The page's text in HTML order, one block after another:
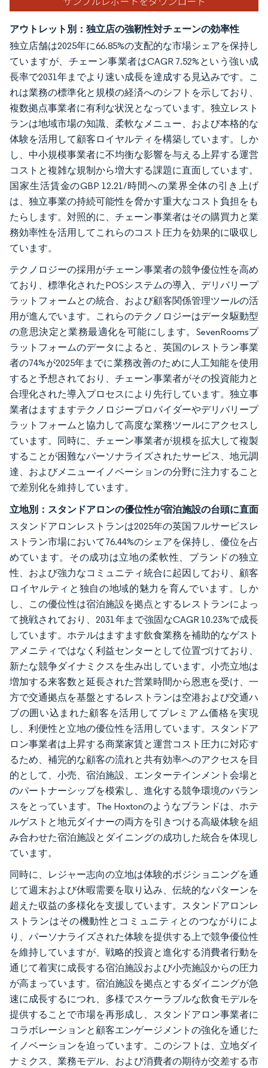
アウトレット別：独立店の強靭性対チェーンの効率性
独立店舗は2025年に66.85%の支配的な市場シェアを保持し
ていますが、チェーン事業者はCAGR 7.52%という強い成
長率で2031年までより速い成長を達成する見込みです。こ
れは業務の標準化と規模の経済へのシフトを示しており、
複数拠点事業者に有利な状況となっています。独立レスト
ランは地域市場の知識、柔軟なメニュー、および本格的な
体験を活用して顧客ロイヤルティを構築しています。しか
し、中小規模事業者に不均衡な影響を与える上昇する運営
コストと複雑な規制から増大する課題に直面しています。
国家生活賃金のGBP 12.21/時間への業界全体の引き上げ
は、独立事業の持続可能性を脅かす重大なコスト負担をも
たらします。対照的に、チェーン事業者はその購買力と業
務効率性を活用してこれらのコスト圧力を効果的に吸収し
ています。
テクノロジーの採用がチェーン事業者の競争優位性を高め
ており、標準化されたPOSシステムの導入、デリバリープ
ラットフォームとの統合、および顧客関係管理ツールの活
用が進んでいます。これらのテクノロジーはデータ駆動型
の意思決定と業務最適化を可能にします。SevenRoomsプ
ラットフォームのデータによると、英国のレストラン事業
者の74%が2025年までに業務改善のために人工知能を使用
すると予想されており、チェーン事業者がその投資能力と
合理化された導入プロセスにより先行しています。独立事
業者はますますテクノロジープロバイダーやデリバリープ
ラットフォームと協力して高度な業務ツールにアクセスし
ています。同時に、チェーン事業者が規模を拡大して複製
することが困難なパーソナライズされたサービス、地元調
達、およびメニューイノベーションの分野に注力すること
で差別化を維持しています。
立地別：スタンドアロンの優位性が宿泊施設の台頭に直面
スタンドアロンレストランは2025年の英国フルサービスレ
ストラン市場において76.44%のシェアを保持し、優位を占
めています。その成功は立地の柔軟性、ブランドの独立
性、および強力なコミュニティ統合に起因しており、顧客
ロイヤルティと独自の地域的魅力を育んでいます。しか
し、この優位性は宿泊施設を拠点とするレストランによっ
て挑戦されており、2031年まで強固なCAGR 10.23%で成長
しています。ホテルはますます飲食業務を補助的なゲスト
アメニティではなく利益センターとして位置づけており、
新たな競争ダイナミクスを生み出しています。小売立地は
増加する来客数と延長された営業時間から恩恵を受け、一
方で交通拠点を基盤とするレストランは空港および交通ハ
ブの囲い込まれた顧客を活用してプレミアム価格を実現
し、利便性と立地の優位性を活用しています。スタンドア
ロン事業者は上昇する商業家賃と運営コスト圧力に対応す
るため、補完的な顧客の流れと共有効率へのアクセスを目
的として、小売、宿泊施設、エンターテインメント会場と
のパートナーシップを模索し、進化する競争環境のバラン
スをとっています。The Hoxtonのようなブランドは、ホテ
ルゲストと地元ダイナーの両方を引きつける高級体験を組
み合わせた宿泊施設とダイニングの成功した統合を体現し
ています。
同時に、レジャー志向の立地は体験的ポジショニングを通
じて週末および休暇需要を取り込み、伝統的なパターンを
超えた収益の多様化を支援しています。スタンドアロンレ
ストランはその機動性とコミュニティとのつながりによ
り、パーソナライズされた体験を提供する上で競争優位性
を維持していますが、戦略的投資と進化する消費者行動を
通じて着実に成長する宿泊施設および小売施設からの圧力
が高まっています。宿泊施設を拠点とするダイニングが急
速に成長するにつれ、多様でスケーラブルな飲食モデルを
提供することで市場を再形成し、スタンドアロン事業者に
コラボレーションと顧客エンゲージメントの強化を通じた
イノベーションを迫っています。このシフトは、立地ダイ
ナミクス、業務モデル、および消費者の期待が交差する市